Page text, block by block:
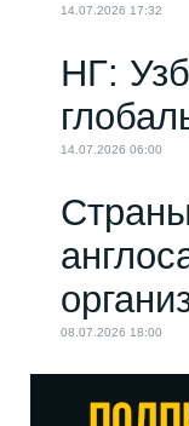
14.07.2026 17:32
НГ:
14.07.2026 06:00
08.07.2026 18:00